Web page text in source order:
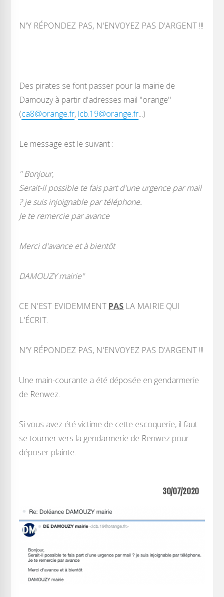
N'Y RÉPONDEZ PAS, N'ENVOYEZ PAS D'ARGENT !!!
Des pirates se font passer pour la mairie de
Damouzy à partir d'adresses mail "orange"
(ca8@orange.fr, lcb.19@orange.fr...)
Le message est le suivant :
" Bonjour,
Serait-il possible te fais part d'une urgence par mail
? je suis injoignable par téléphone.
Je te remercie par avance
Merci d'avance et à bientôt
DAMOUZY mairie"
CE N'EST EVIDEMMENT PAS LA MAIRIE QUI
L'ÉCRIT.
N'Y RÉPONDEZ PAS, N'ENVOYEZ PAS D'ARGENT !!!
Une main-courante a été déposée en gendarmerie
de Renwez.
Si vous avez été victime de cette escoquerie, il faut
se tourner vers la gendarmerie de Renwez pour
déposer plainte.
30/07/2020